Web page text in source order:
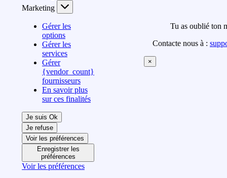
Marketing
Gérer les
options
Gérer les
services
Gérer
{vendor_count}
fournisseurs
En savoir plus
sur ces finalités
Je suis Ok
Je refuse
Voir les préférences
Enregistrer les
préférences
Voir les préférences
Tu as oublié ton
Contacte nous à :
×